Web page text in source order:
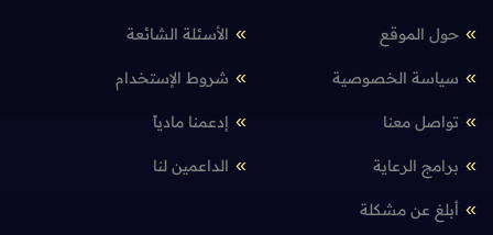
حول الموقع الأسئلة الشائعة
سياسة الخصوصية شروط الإستخدام
تواصل معنا إدعمنا مادياً
برامج الرعاية الداعمين لنا
أبلغ عن مشكلة